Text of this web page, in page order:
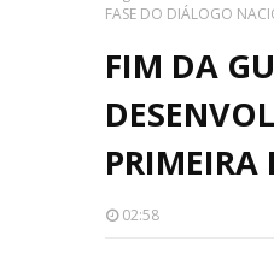
FASE DO DIÁLOGO
FIM DA
02:58